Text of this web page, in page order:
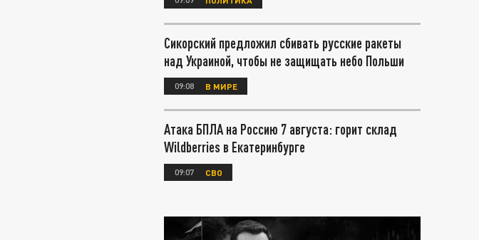
Сикорский предложил сбивать русские ракеты
над Украиной, чтобы не защищать небо Польши
09:08 В МИРЕ
Атака БПЛА на Россию 7 августа: горит склад
Wildberries в Екатеринбурге
09:07 СВО